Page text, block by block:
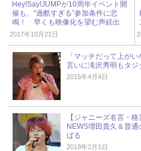
Hey!Say!JUMPが10周年イベント開
催も、“過酷すぎる”参加条件に悲
鳴！ 早くも映像化を望む声続出
2017年10月21日
「マッチだって上が
言いに滝沢秀明もタジ
2015年4月4日
【ジャニーズ名言・
NEWS増田貴久＆普
ばる
2018年2月1日